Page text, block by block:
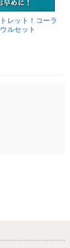
レット！コーラ
ルセット